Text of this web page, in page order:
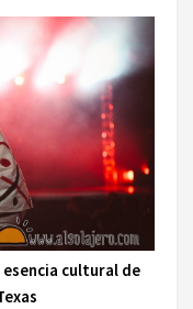
cultural de